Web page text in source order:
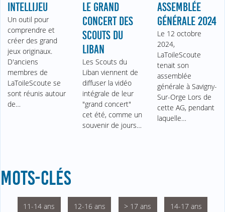
INTELLIJEU
Un outil pour
comprendre et
créer des grand
jeux originaux.
D'anciens
membres de
LaToileScoute se
sont réunis autour
de…
LE GRAND
CONCERT DES
SCOUTS DU
LIBAN
Les Scouts du
Liban viennent de
diffuser la vidéo
intégrale de leur
"grand concert"
cet été, comme un
souvenir de jours…
ASSEMBLÉE
GÉNÉRALE 2024
Le 12 octobre
2024,
LaToileScoute
tenait son
assemblée
générale à Savigny-
Sur-Orge Lors de
cette AG, pendant
laquelle…
MOTS-CLÉS
11-14 ans 12-16 ans > 17 ans 14-17 ans